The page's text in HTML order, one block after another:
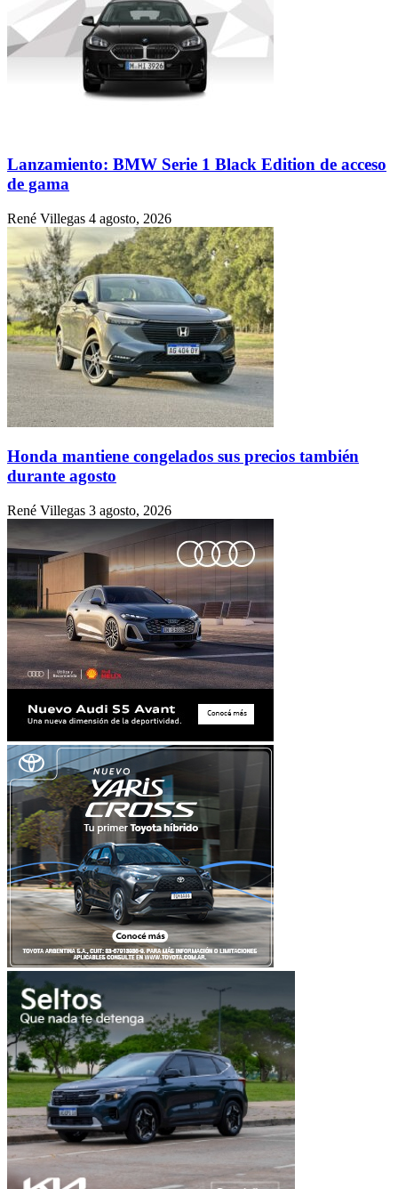
Lanzamiento: BMW Serie 1 Black Edition de acceso
de gama
René Villegas 4 agosto, 2026
Honda mantiene congelados sus precios también
durante agosto
René Villegas 3 agosto, 2026